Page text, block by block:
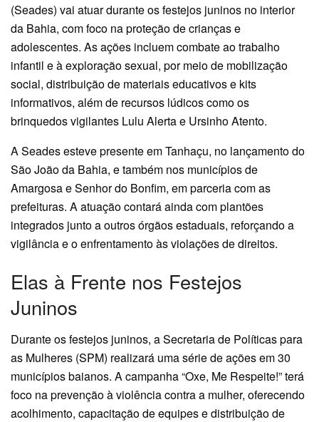
(Seades) vai atuar durante os festejos juninos no interior
da Bahia, com foco na proteção de crianças e
adolescentes. As ações incluem combate ao trabalho
infantil e à exploração sexual, por meio de mobilização
social, distribuição de materiais educativos e kits
informativos, além de recursos lúdicos como os
brinquedos vigilantes Lulu Alerta e Ursinho Atento.
A Seades esteve presente em Tanhaçu, no lançamento do
São João da Bahia, e também nos municípios de
Amargosa e Senhor do Bonfim, em parceria com as
prefeituras. A atuação contará ainda com plantões
integrados junto a outros órgãos estaduais, reforçando a
vigilância e o enfrentamento às violações de direitos.
Elas à Frente nos Festejos
Juninos
Durante os festejos juninos, a Secretaria de Políticas para
as Mulheres (SPM) realizará uma série de ações em 30
municípios baianos. A campanha “Oxe, Me Respeite!” terá
foco na prevenção à violência contra a mulher, oferecendo
acolhimento, capacitação de equipes e distribuição de